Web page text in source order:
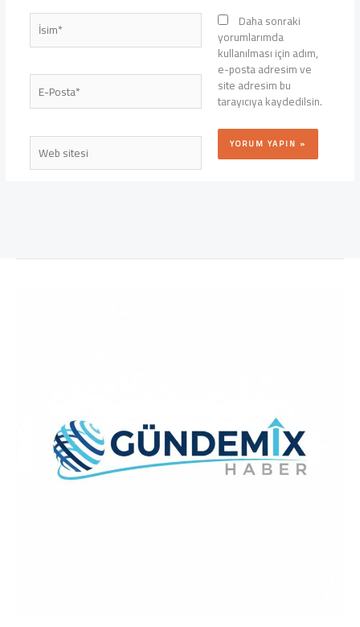
İsim*
E-
Posta*
Web
sitesi
Daha sonraki
yorumlarımda
kullanılması için adım,
e-posta adresim ve
site adresim bu
tarayıcıya kaydedilsin.